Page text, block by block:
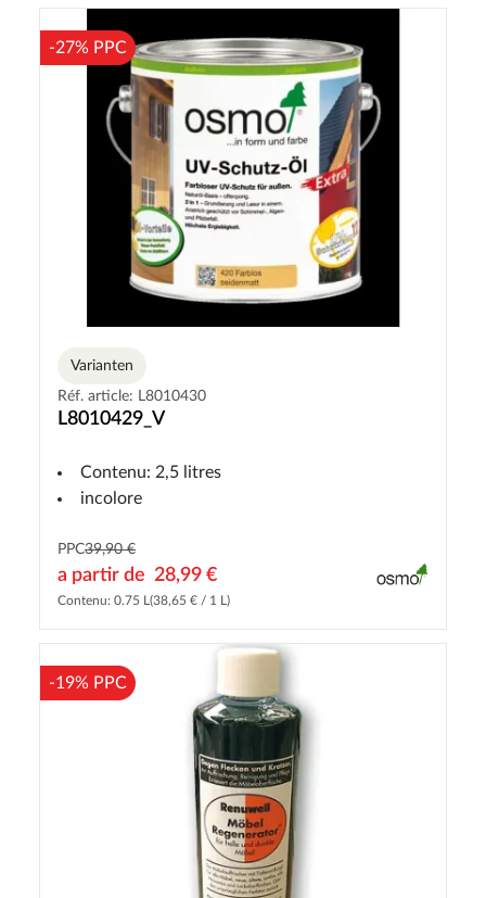
-27% PPC
Varianten
Réf. article: L8010430
L8010429_V
Contenu: 2,5 litres
incolore
PPC39,90 €
a partir de 28,99 €
Contenu: 0.75 L (38,65 € / 1 L)
-19% PPC